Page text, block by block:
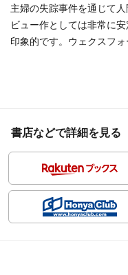
主婦の失踪事件を通じて
ビュー作としては非常に
印象的です。ウェクスフォ
書店などで詳細を見る